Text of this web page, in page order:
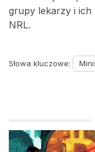
grupy lekarzy i ich
NRL.
Słowa kluczowe: